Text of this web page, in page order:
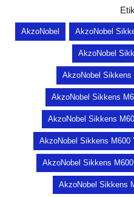
AkzoNobel AkzoNobel
AkzoNobel
AkzoNobel
AkzoNobel Sikkens
AkzoNobel Sikkens
AkzoNobel Sikkens M600
AkzoNobel Sikkens
AkzoNobel Sikkens